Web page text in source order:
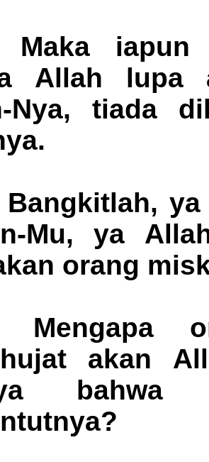
Maka
Allah lupa
Nya, tiada
Bangkitlah,
Mu, ya
orang
Mengapa
akan
bahwa